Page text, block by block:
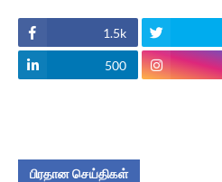
1.5k
500
பிரதான செய்திகள்